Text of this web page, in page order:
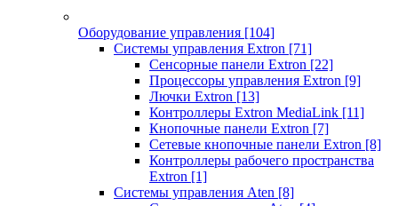
Оборудование управления [104]
Системы управления Extron [71]
Сенсорные панели Extron [22]
Процессоры управления Extron [9]
Лючки Extron [13]
Контроллеры Extron MediaLink [11]
Кнопочные панели Extron [7]
Сетевые кнопочные панели Extron [8]
Контроллеры рабочего пространства
Extron [1]
Системы управления Aten [8]